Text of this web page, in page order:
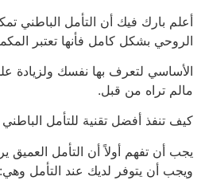
أعلم بارك فيك أن التأمل الباطني
الروحي بشكل كامل فأنها تعتبر
الأساسي لتعرف بها نفسك
مالم تراه من قبل.
كيف تنفذ أفضل تقنية للتأمل الباطني
ويجب أن يتوفر لديك عند التأمل وهي: